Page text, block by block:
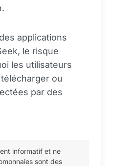
applications
le risque
les utilisateurs
ou
par des
informatif et ne
sont des